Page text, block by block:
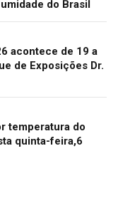
do Brasil
acontece de 19 a
de Exposições Dr.
temperatura do
quinta-feira,6